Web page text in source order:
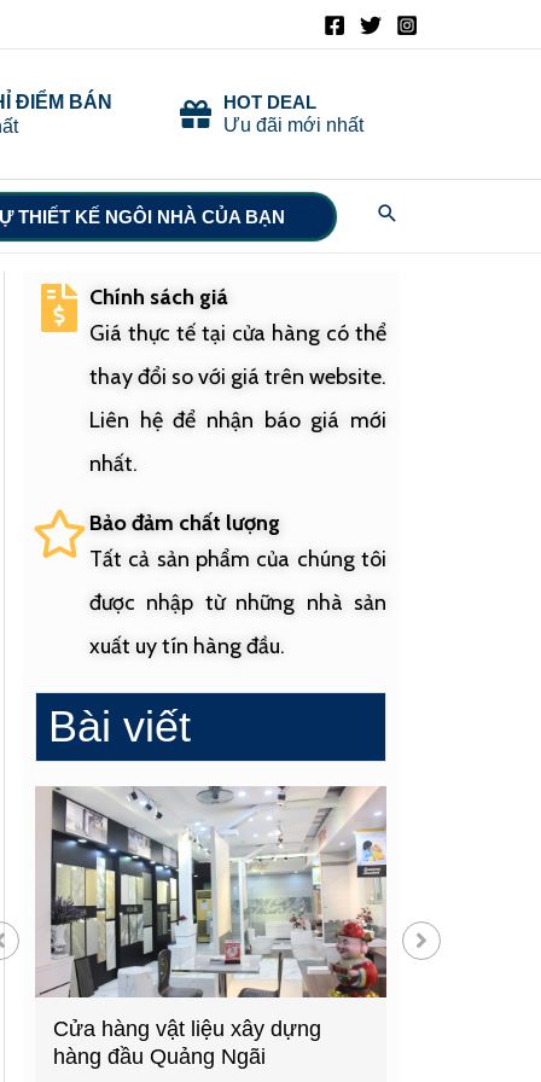
ĐIỂM BÁN
HOT DEAL
Ưu đãi mới nhất
THIẾT KẾ NGÔI NHÀ CỦA BẠN Search
Chính sách giá
Giá thực tế tại cửa hàng có thể
thay đổi so với giá trên website.
Liên hệ để nhận báo giá mới
nhất.
Bảo đảm chất lượng
Tất cả sản phẩm của chúng tôi
được nhập từ những nhà sản
xuất uy tín hàng đầu.
Bài viết
Cửa hàng vật liệu xây dựng
hàng đầu Quảng Ngãi